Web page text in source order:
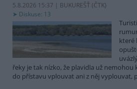
5.8.2026 15:37 | BUKUREŠŤ (ČTK)
Diskuse: 13
které
řeky je tak nízko, že plavidla už
do přístavu vplouvat ani z něj vyplouvat,